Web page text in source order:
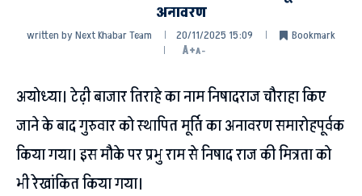
अनावरण
written byNext Khabar Team 20/11/2025 15:09
Bookmark
A+A-
अयोध्या। टेढ़ी बाजार तिराहे का नाम निषादराज चौराहा किए
जाने के बाद गुरुवार को स्थापित मूर्ति का अनावरण समारोहपूर्वक
किया गया। इस मौके पर प्रभु राम से निषाद राज की मित्रता को
भी रेखांकित किया गया।